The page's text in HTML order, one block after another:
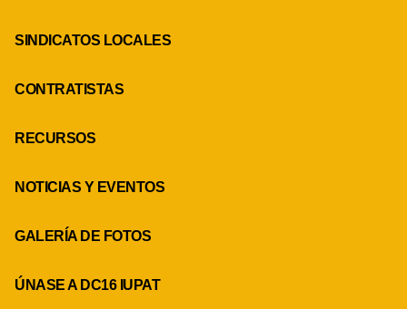
SINDICATOS LOCALES
CONTRATISTAS
RECURSOS
NOTICIAS Y EVENTOS
GALERÍA DE FOTOS
ÚNASE A DC16 IUPAT